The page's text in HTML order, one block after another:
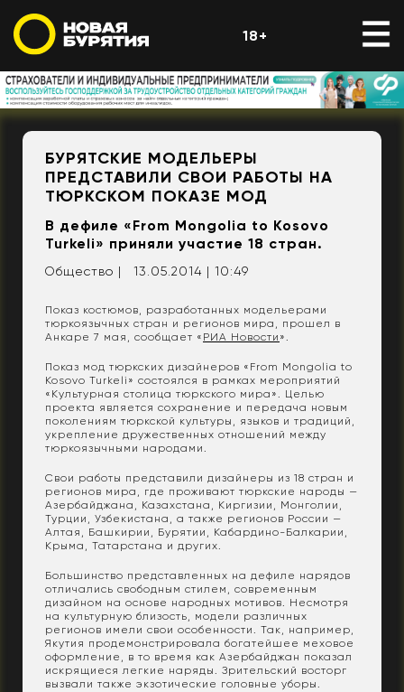
18+
БУРЯТСКИЕ МОДЕЛЬЕРЫ
ПРЕДСТАВИЛИ СВОИ РАБОТЫ НА
ТЮРКСКОМ ПОКАЗЕ МОД
В дефиле «From Mongolia to Kosovo
Turkeli» приняли участие 18 стран.
Общество | 13.05.2014 | 10:49
Показ костюмов, разработанных модельерами
тюркоязычных стран и регионов мира, прошел в
Анкаре 7 мая, сообщает « РИА Новости ».
Показ мод тюркских дизайнеров «From Mongolia to
Kosovo Turkeli» состоялся в рамках мероприятий
«Культурная столица тюркского мира». Целью
проекта является сохранение и передача новым
поколениям тюркской культуры, языков и традиций,
укрепление дружественных отношений между
тюркоязычными народами.
Свои работы представили дизайнеры из 18 стран и
регионов мира, где проживают тюркские народы —
Азербайджана, Казахстана, Киргизии, Монголии,
Турции, Узбекистана, а также регионов России —
Алтая, Башкирии, Бурятии, Кабардино-Балкарии,
Крыма, Татарстана и других.
Большинство представленных на дефиле нарядов
отличались свободным стилем, современным
дизайном на основе народных мотивов. Несмотря
на культурную близость, модели различных
регионов имели свои особенности. Так, например,
Якутия продемонстрировала богатейшее меховое
оформление, в то время как Азербайджан показал
искрящиеся легкие наряды. Зрительский восторг
вызвали также экзотические головные уборы.